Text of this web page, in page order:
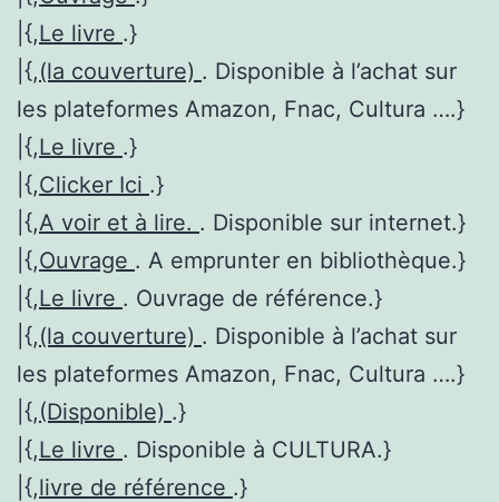
|{,Le livre .}
|{,(la couverture) . Disponible à l’achat sur
les plateformes Amazon, Fnac, Cultura ….}
|{,Le livre .}
|{,Clicker Ici .}
|{,A voir et à lire. . Disponible sur internet.}
|{,Ouvrage . A emprunter en bibliothèque.}
|{,Le livre . Ouvrage de référence.}
|{,(la couverture) . Disponible à l’achat sur
les plateformes Amazon, Fnac, Cultura ….}
|{,(Disponible) .}
|{,Le livre . Disponible à CULTURA.}
|{,livre de référence .}